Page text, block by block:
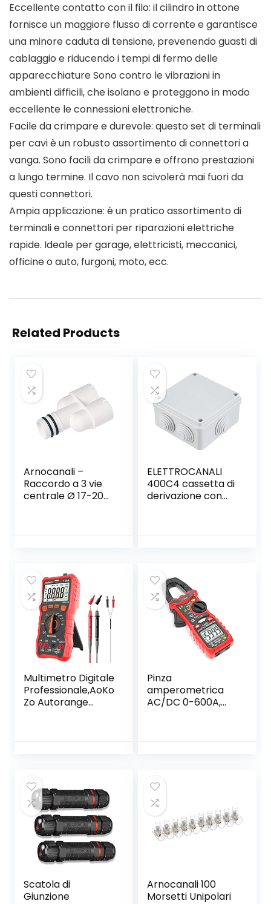
Eccellente contatto con il filo: il cilindro in ottone
fornisce un maggiore flusso di corrente e garantisce
una minore caduta di tensione, prevenendo guasti di
cablaggio e riducendo i tempi di fermo delle
apparecchiature Sono contro le vibrazioni in
ambienti difficili, che isolano e proteggono in modo
eccellente le connessioni elettroniche.
Facile da crimpare e durevole: questo set di terminali
per cavi è un robusto assortimento di connettori a
vanga. Sono facili da crimpare e offrono prestazioni
a lungo termine. Il cavo non scivolerà mai fuori da
questi connettori.
Ampia applicazione: è un pratico assortimento di
terminali e connettori per riparazioni elettriche
rapide. Ideale per garage, elettricisti, meccanici,
officine o auto, furgoni, moto, ecc.
Related Products
Arnocanali –
Raccordo a 3 vie
centrale Ø 17-20
ELETTROCANALI
400C4 cassetta di
derivazione con
Multimetro Digitale
Professionale,AoKo
Zo Autorange
Pinza
amperometrica
AC/DC 0-600A,
AC/DC
Temperatura
Capacità
Resistenza Diodi
Continuità Duty
Scatola di
Giunzione
Arnocanali 100
Morsetti Unipolari